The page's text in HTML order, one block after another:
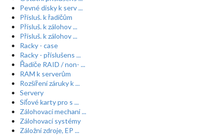
Pevné disky k serv ...
Přísluš. k řadičům
Přísluš. k zálohov ...
Přísluš. k zálohov ...
Racky - case
Racky - příslušens ...
Řadiče RAID / non- ...
RAM k serverům
Rozšíření záruky k ...
Servery
Síťové karty pro s ...
Zálohovací mechani ...
Zálohovací systémy
Záložní zdroje, EP ...